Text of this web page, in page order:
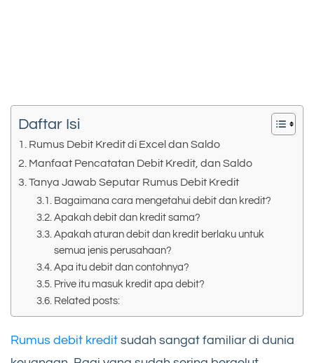
Daftar Isi
Rumus Debit Kredit di Excel dan Saldo
Manfaat Pencatatan Debit Kredit, dan Saldo
Tanya Jawab Seputar Rumus Debit Kredit
Bagaimana cara mengetahui debit dan kredit?
Apakah debit dan kredit sama?
Apakah aturan debit dan kredit berlaku untuk
semua jenis perusahaan?
Apa itu debit dan contohnya?
Prive itu masuk kredit apa debit?
Related posts:
Rumus debit kredit sudah sangat familiar di dunia